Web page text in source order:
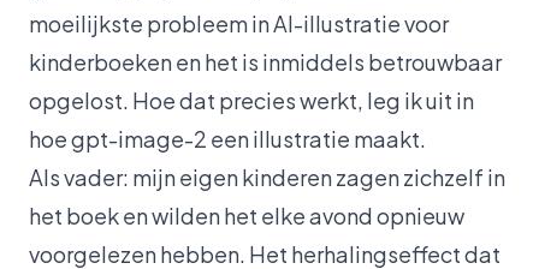
moeilijkste probleem in AI-illustratie voor
kinderboeken en het is inmiddels betrouwbaar
opgelost. Hoe dat precies werkt, leg ik uit in
hoe gpt-image-2 een illustratie maakt.
Als vader: mijn eigen kinderen zagen zichzelf in
het boek en wilden het elke avond opnieuw
voorgelezen hebben. Het herhalingseffect dat